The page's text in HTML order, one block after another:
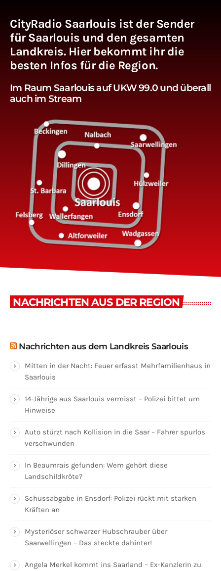
CityRadio Saarlouis ist der Sender
für Saarlouis und den gesamten
Landkreis. Hier bekommt ihr die
besten Infos für die Region.
Im Raum Saarlouis auf UKW 99.0 und überall
auch im Stream
NACHRICHTEN AUS DER REGION
Nachrichten aus dem Landkreis Saarlouis
Mitten in der Nacht: Feuer erfasst Mehrfamilienhaus in
Saarlouis
14-Jährige aus Saarlouis vermisst – Polizei bittet um
Hinweise
Auto stürzt nach Kollision in die Saar – Fahrer spurlos
verschwunden
In Beaumrais gefunden: Wem gehört diese
Landschildkröte?
Schussabgabe in Ensdorf: Polizei rückt mit starken
Kräften an
Mysteriöser schwarzer Hubschrauber über
Saarwellingen – Das steckte dahinter!
Angela Merkel kommt ins Saarland – Ex-Kanzlerin zu